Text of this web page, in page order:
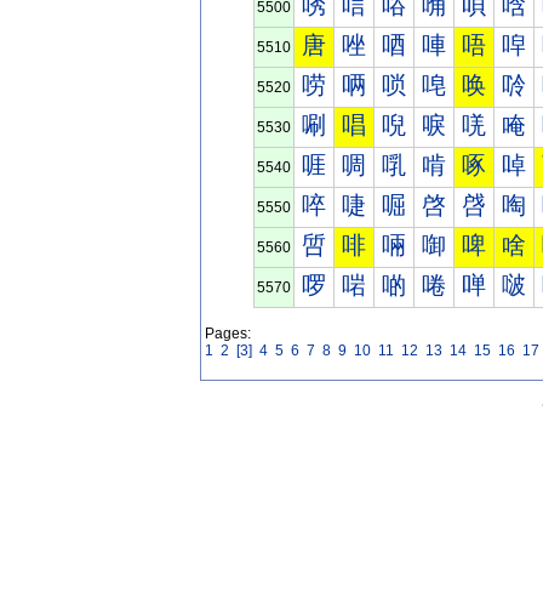
5500
5510 唐 唑 唒 唓 唔 唕
5520 唠 唡 唢 唣 唤 唥
5530 唰 唱 唲 唳 唴 唵
5540 啀 啁 啂 啃 啄 啅
5550 啐 啑 啒 啓 啔 啕
5560 啠 啡 啢 啣 啤 啥
5570 啰 啱 啲 啳 啴 啵
Pages:
1 2 [3] 4 5 6 7 8 9 10 11 12 13 14 15 16 17